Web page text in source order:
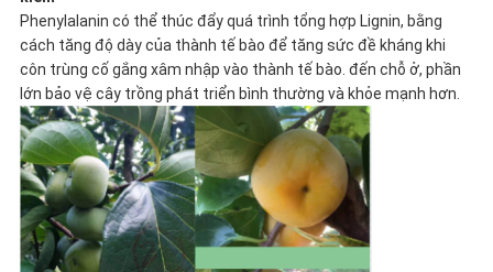
Phenylalanin có thể thúc đẩy quá trình tổng hợp Lignin, bằng
cách tăng độ dày của thành tế bào để tăng sức đề kháng khi
côn trùng cố gắng xâm nhập vào thành tế bào. đến chỗ ở, phần
lớn bảo vệ cây trồng phát triển bình thường và khỏe mạnh hơn.